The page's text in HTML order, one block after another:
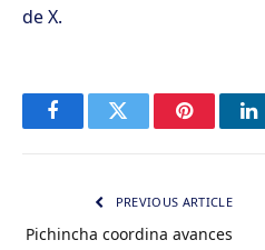
de X.
FacebookTwitter Pinterest
PREVIOUS ARTICLE
Pichincha coordina avances